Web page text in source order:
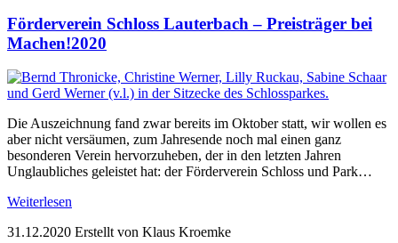
Förderverein Schloss Lauterbach – Preisträger bei
Machen!2020
Die Auszeichnung fand zwar bereits im Oktober statt, wir wollen es
aber nicht versäumen, zum Jahresende noch mal einen ganz
besonderen Verein hervorzuheben, der in den letzten Jahren
Unglaubliches geleistet hat: der Förderverein Schloss und Park…
Weiterlesen
31.12.2020 Erstellt von Klaus Kroemke